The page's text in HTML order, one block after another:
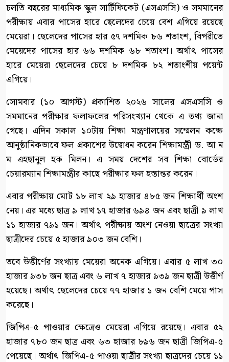
চলতি বছরের মাধ্যমিক স্কুল সার্টিফিকেট (এসএসসি) ও সমমানের
পরীক্ষায় এবার পাসের হারে ছেলেদের চেয়ে বেশ এগিয়ে রয়েছে
মেয়েরা। ছেলেদের পাসের হার ৫৭ দশমিক ৮৬ শতাংশ, বিপরীতে
মেয়েদের পাসের হার ৬৬ দশমিক ৬৮ শতাংশ। অর্থাৎ পাসের
হারে মেয়েরা ছেলেদের চেয়ে ৮ দশমিক ৮২ শতাংশীয় পয়েন্ট
এগিয়ে।
সোমবার (১০ আগস্ট) প্রকাশিত ২০২৬ সালের এসএসসি ও
সমমানের পরীক্ষার ফলাফলের পরিসংখ্যান থেকে এ তথ্য জানা
গেছে। এদিন সকাল ১০টায় শিক্ষা মন্ত্রণালয়ের সম্মেলন কক্ষে
আনুষ্ঠানিকভাবে ফল প্রকাশের উদ্বোধন করেন শিক্ষামন্ত্রী ড. আ ন
ম এহছানুল হক মিলন। এ সময় দেশের সব শিক্ষা বোর্ডের
চেয়ারম্যান শিক্ষামন্ত্রীর কাছে পরীক্ষার ফল হস্তান্তর করেন।
এবার পরীক্ষায় মোট ১৮ লাখ ২৯ হাজার ৪৮৫ জন শিক্ষার্থী অংশ
নেয়। এর মধ্যে ছাত্র ৯ লাখ ১৭ হাজার ৬৯৪ জন এবং ছাত্রী ৯ লাখ
১১ হাজার ৭৯১ জন। অর্থাৎ পরীক্ষায় অংশ নেওয়া ছাত্রের সংখ্যা
ছাত্রীদের চেয়ে ৫ হাজার ৯০৩ জন বেশি।
তবে উত্তীর্ণের সংখ্যায় মেয়েরা অনেক এগিয়ে। এবার ৫ লাখ ৩০
হাজার ৯৩৮ জন ছাত্র এবং ৬ লাখ ৭ হাজার ৯৩৯ জন ছাত্রী উত্তীর্ণ
হয়েছে। অর্থাৎ ছেলেদের চেয়ে ৭৭ হাজার ১ জন বেশি মেয়ে পাস
করেছে।
জিপিএ-৫ পাওয়ার ক্ষেত্রেও মেয়েরা এগিয়ে রয়েছে। এবার ৫২
হাজার ৭৮০ জন ছাত্র এবং ৬৩ হাজার ৮৯৬ জন ছাত্রী জিপিএ-৫
পেয়েছে। অর্থাৎ জিপিএ-৫ পাওয়া ছাত্রীর সংখ্যা ছাত্রদের চেয়ে ১১